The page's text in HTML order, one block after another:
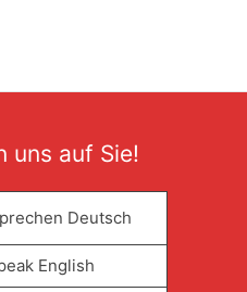
uns auf Sie!
Deutsch
English